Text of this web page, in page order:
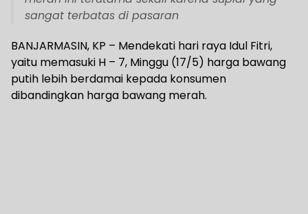
sangat terbatas di pasaran
BANJARMASIN, KP – Mendekati hari raya Idul Fitri,
yaitu memasuki H – 7, Minggu (17/5) harga bawang
putih lebih berdamai kepada konsumen
dibandingkan harga bawang merah.